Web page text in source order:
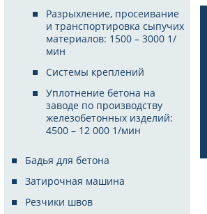
Разрыхление, просеивание
и транспортировка сыпучих
материалов: 1500 – 3000 1/
мин
Системы креплений
Уплотнение бетона на
заводе по производству
железобетонных изделий:
4500 – 12 000 1/мин
Бадья для бетона
Затирочная машина
Резчики швов